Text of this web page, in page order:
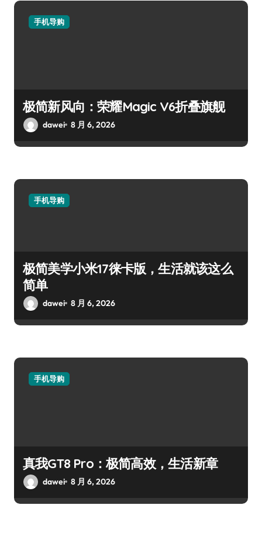
手机导购
极简新风向：荣耀Magic V6折叠旗舰
dawei 8 月 6, 2026
手机导购
极简美学小米17徕卡版，生活就该这么
简单
dawei 8 月 6, 2026
手机导购
真我GT8 Pro：极简高效，生活新章
dawei 8 月 6, 2026